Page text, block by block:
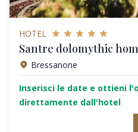
HOTEL
Santre dolomythic
Bressanone
Inserisci le date e ottieni
direttamente dall'hotel